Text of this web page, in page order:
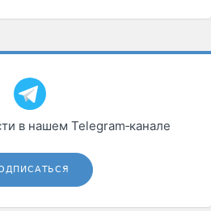
в нашем Telegram‑канале